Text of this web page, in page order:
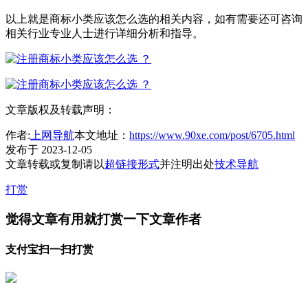
以上就是商标小类应该怎么选的相关内容，如有需要还可咨询
相关行业专业人士进行详细分析和指导。
文章版权及转载声明：
作者: 上网导航本文地址： https://www.90xe.com/post/6705.html
发布于 2023-12-05
文章转载或复制请以超链接形式并注明出处技术导航
打赏
觉得文章有用就打赏一下文章作者
支付宝扫一扫打赏